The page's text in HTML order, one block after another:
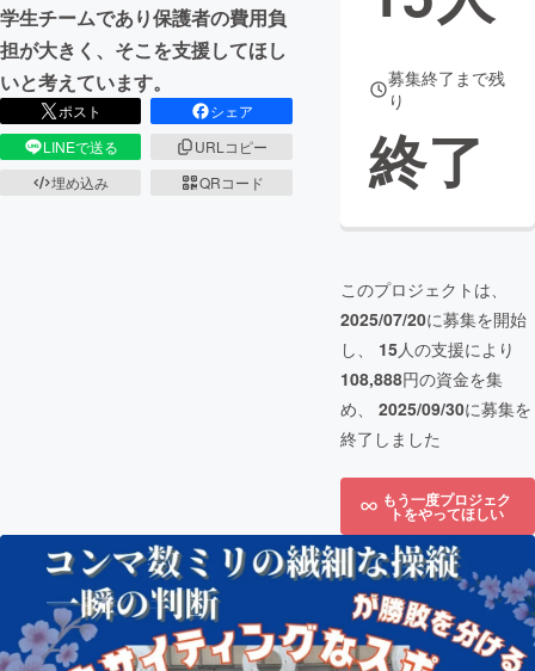
学生チームであり保護者の費用負
担が大きく、そこを支援してほし
いと考えています。
ポスト
シェア
LINEで送る
URLコピー
埋め込み
QRコード
募集終了まで残
り
終了
このプロジェクトは、
2025/07/20に募集を開始
し、 15人の支援により
108,888円の資金を集
め、 2025/09/30に募集を
終了しました
もう一度プロジェク
トをやってほしい